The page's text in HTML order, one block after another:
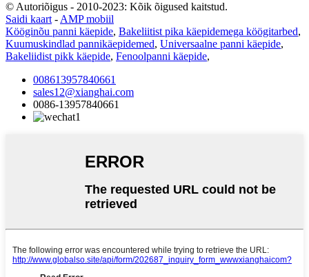
© Autoriõigus - 2010-2023: Kõik õigused kaitstud.
Saidi kaart - AMP mobiil
Kööginõu panni käepide, Bakeliitist pika käepidemega köögitarbed,
Kuumuskindlad pannikäepidemed, Universaalne panni käepide,
Bakeliidist pikk käepide, Fenoolpanni käepide,
008613957840661
sales12@xianghai.com
0086-13957840661